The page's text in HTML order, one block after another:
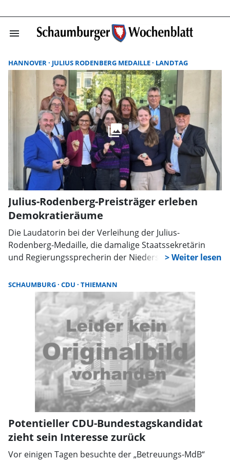
menu
HANNOVER JULIUS RODENBERG MEDAILLE LANDTAG
Julius-Rodenberg-Preisträger erleben
Demokratieräume
Die Laudatorin bei der Verleihung der Julius-
Rodenberg-Medaille, die damalige Staatssekretärin
und Regierungssprecherin der Niedersächsischen
zu einem Besuch in den niedersächsischen Landtag –
in das niedersächsische Herz der parlamentarischen
Demokratie – eingeladen.
SCHAUMBURG CDU THIEMANN
Potentieller CDU-Bundestagskandidat
zieht sein Interesse zurück
Vor einigen Tagen besuchte der „Betreuungs-MdB“